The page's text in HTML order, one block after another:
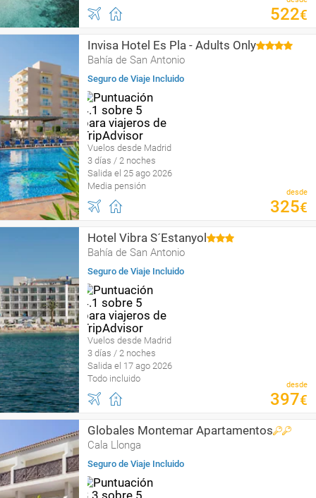
522€
Invisa Hotel Es Pla - Adults Only
Bahía de San Antonio
Seguro de Viaje Incluido
Vuelos desde Madrid
3 días / 2 noches
Salida el 25 ago 2026
Media pensión
desde
325€
Hotel Vibra S´Estanyol
Bahía de San Antonio
Seguro de Viaje Incluido
Vuelos desde Madrid
3 días / 2 noches
Salida el 17 ago 2026
Todo incluido
desde
397€
Globales Montemar Apartamentos
Cala Llonga
Seguro de Viaje Incluido